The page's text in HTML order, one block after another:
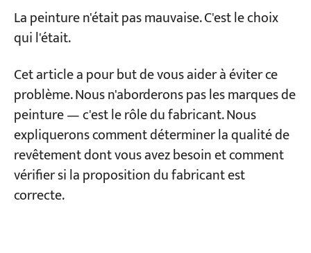
aliments
Comment vérifier la qualité du revêtement :
une liste de contrôle d’acceptation en cinq
étapes pour l’approvisionnement
Étape 1 : Inspection de la préparation de
surface
Étape 2 : Vérification des conditions
climatiques
Étape 3 : Épaisseur du film sec (DFT)
La peinture n'était pas mauvaise. C'est le choix
qui l'était.
Cet article a pour but de vous aider à éviter ce
problème. Nous n'aborderons pas les marques de
peinture — c'est le rôle du fabricant. Nous
expliquerons comment déterminer la qualité de
revêtement dont vous avez besoin et comment
vérifier si la proposition du fabricant est
correcte.